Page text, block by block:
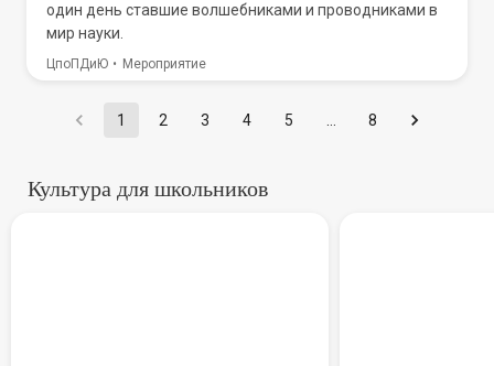
один день ставшие волшебниками и проводниками в
мир науки.
ЦпоПДиЮ Мероприятие
1 2 3 4 5 8
Культура для школьников